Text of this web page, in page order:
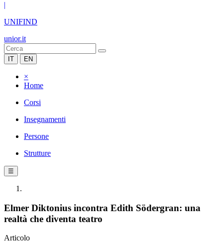
|
UNIFIND
unior.it
IT EN
×
Home
Corsi
Insegnamenti
Persone
Strutture
☰
Elmer Diktonius incontra Edith Södergran: una
realtà che diventa teatro
Articolo